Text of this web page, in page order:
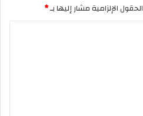
الحقول الإلزامية مشار إليها بـ*